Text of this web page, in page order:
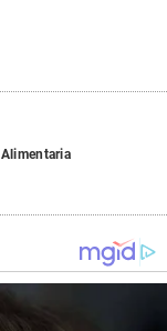
Alimentaria